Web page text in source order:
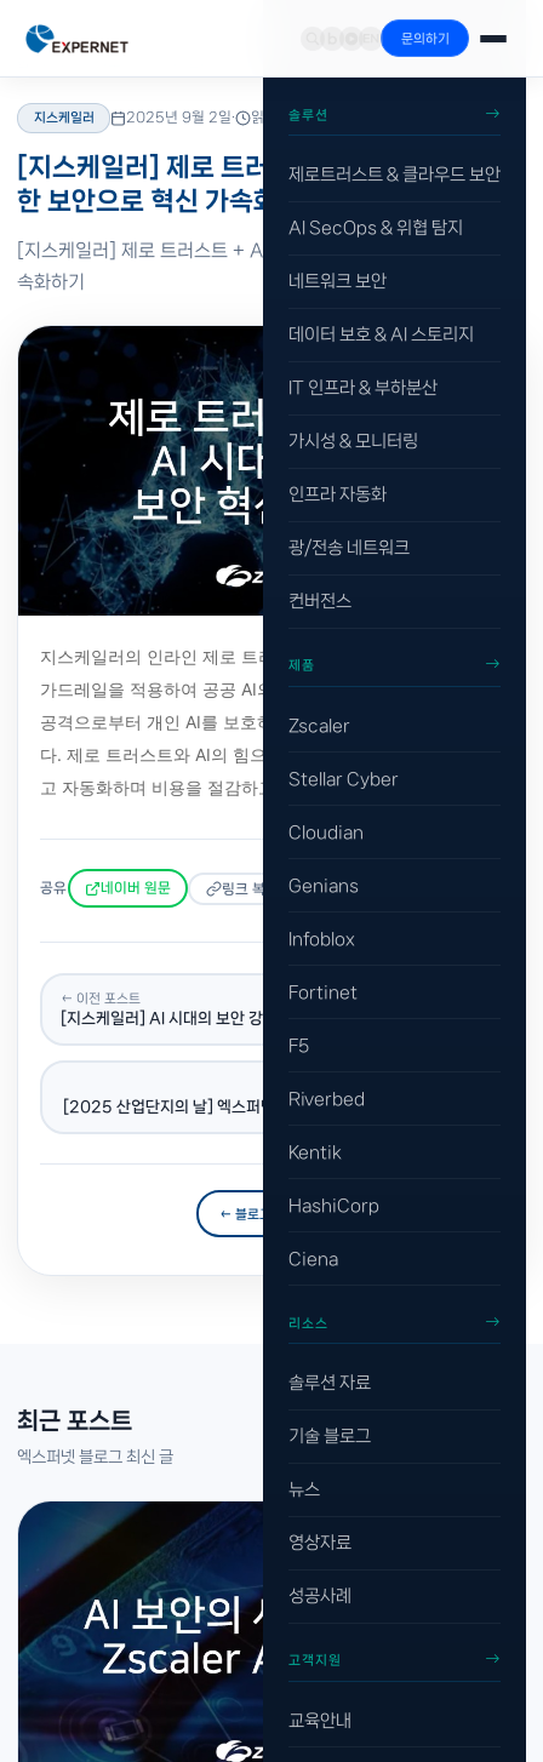
문의하기
솔루션
제로트러스트 & 클라우드 보안
AI SecOps & 위협 탐지
네트워크 보안
데이터 보호 & AI 스토리지
IT 인프라 & 부하분산
가시성 & 모니터링
인프라 자동화
광/전송 네트워크
컨버전스
제품
Zscaler
Stellar Cyber
Cloudian
Genians
Infoblox
Fortinet
F5
Riverbed
Kentik
HashiCorp
Ciena
리소스
솔루션 자료
기술 블로그
뉴스
영상자료
성공사례
고객지원
교육안내
지스케일러 2025년 9월 2일· 읽기 1분
[지스케일러] 제로 트러스트 + AI: AI 시대를 위
한 보안으로 혁신 가속화하기
[지스케일러] 제로 트러스트 + AI: AI 시대를 위한 보안으로 혁신 가
속화하기
지스케일러의 인라인 제로 트러스트 아키텍처는 효과적인 AI
가드레일을 적용하여 공공 AI의 안전한 사용을 보장하고, 악성
공격으로부터 개인 AI를 보호하며, AI 기반 위협을 방지합니
다. 제로 트러스트와 AI의 힘으로 조직은 IT와 보안을 강화하
고 자동화하며 비용을 절감하고 복잡성을 최소화 합니다.
공유 네이버 원문 링크 복사
← 이전 포스트
[지스케일러] AI 시대의 보안 강화 방안
[2025 산업단지의 날] 엑스퍼넷, 산업통상자원부 장관 표창 수상
← 블로그 목록으로
최근 포스트
엑스퍼넷 블로그 최신 글